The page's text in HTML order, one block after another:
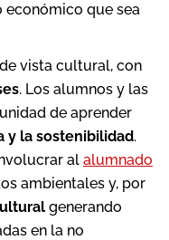
que sea
vista cultural, con
. Los alumnos y las
de aprender
y la sostenibilidad.
al alumnado
ambientales y, por
generando
en la no